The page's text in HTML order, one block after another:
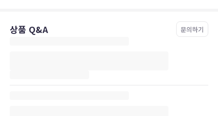
상품 Q&A 문의하기